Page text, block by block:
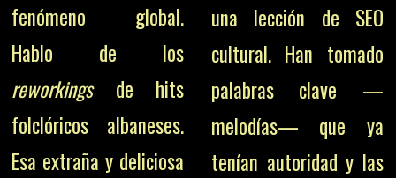
fenómeno global.
Hablo de los
reworkingsde hits
folclóricos albaneses.
Esa extraña y deliciosa
una lección de SEO
cultural. Han tomado
palabras clave —
melodías— que ya
tenían autoridad y las